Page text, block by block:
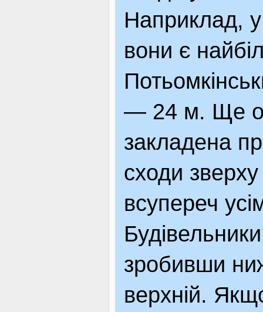
Наприклад,
вони є
— 24 м. Ще
закладена
сходи
всупереч
зробивши
верхній.